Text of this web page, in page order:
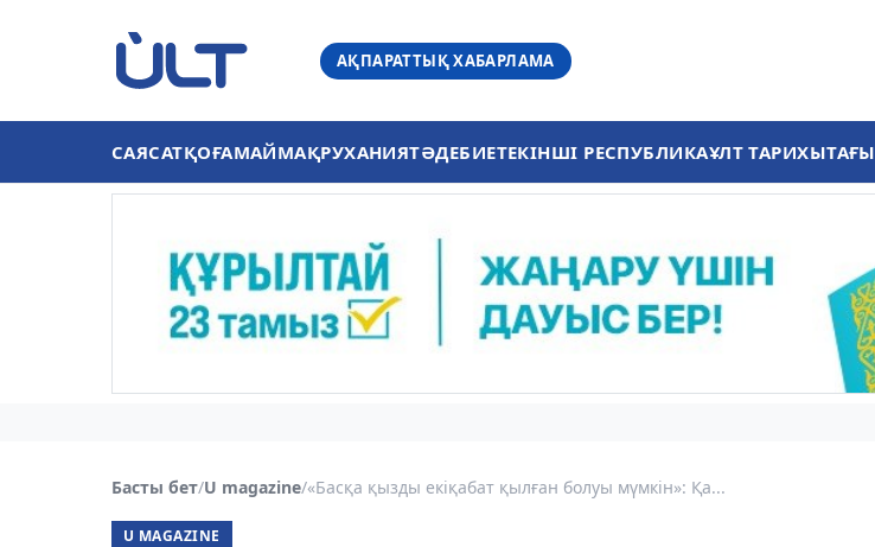
АҚПАРАТТЫҚ ХАБАРЛАМА
САЯСАТҚОҒАМАЙМАҚРУХАНИЯТӘДЕБИЕТЕКІНШІ РЕСПУБЛИКАҰЛТ ТАРИХЫТАҒЫ
Басты бет/U magazine/«Басқа қызды екіқабат қылған болуы мүмкін»: Қа...
U MAGAZINE